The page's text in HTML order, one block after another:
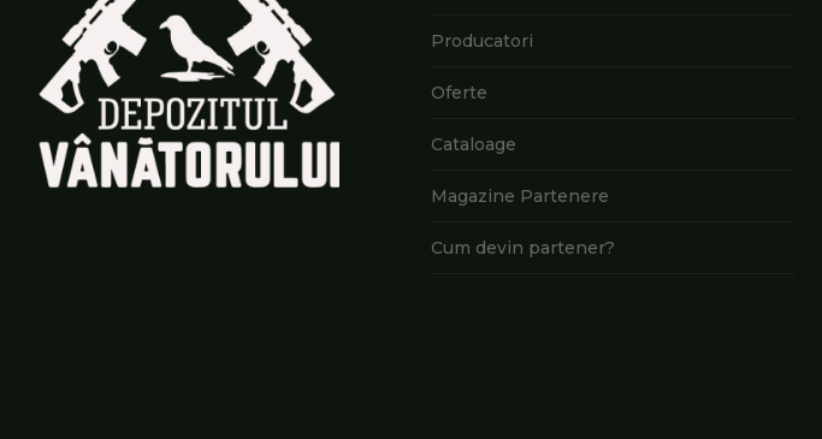
Producatori
Oferte
Cataloage
Magazine Partenere
Cum devin partener?